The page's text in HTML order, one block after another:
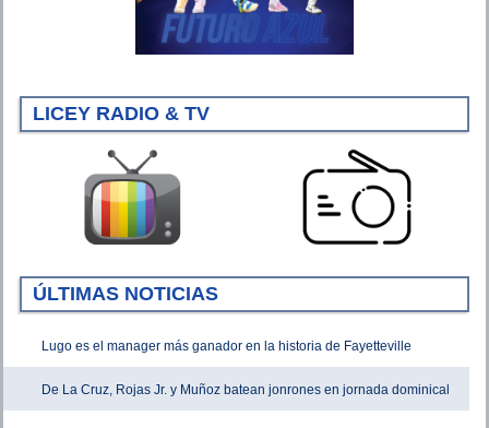
LICEY RADIO & TV
ÚLTIMAS NOTICIAS
Lugo es el manager más ganador en la historia de Fayetteville
De La Cruz, Rojas Jr. y Muñoz batean jonrones en jornada dominical